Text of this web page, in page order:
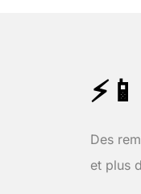
⚡📱
Des
et plus